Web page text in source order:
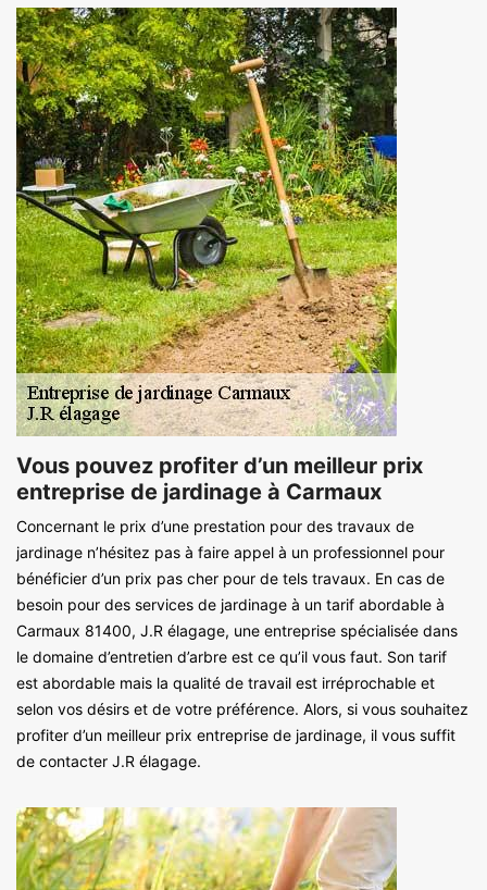
Vous pouvez profiter d’un meilleur prix
entreprise de jardinage à Carmaux
Concernant le prix d’une prestation pour des travaux de
jardinage n’hésitez pas à faire appel à un professionnel pour
bénéficier d’un prix pas cher pour de tels travaux. En cas de
besoin pour des services de jardinage à un tarif abordable à
Carmaux 81400, J.R élagage, une entreprise spécialisée dans
le domaine d’entretien d’arbre est ce qu’il vous faut. Son tarif
est abordable mais la qualité de travail est irréprochable et
selon vos désirs et de votre préférence. Alors, si vous souhaitez
profiter d’un meilleur prix entreprise de jardinage, il vous suffit
de contacter J.R élagage.